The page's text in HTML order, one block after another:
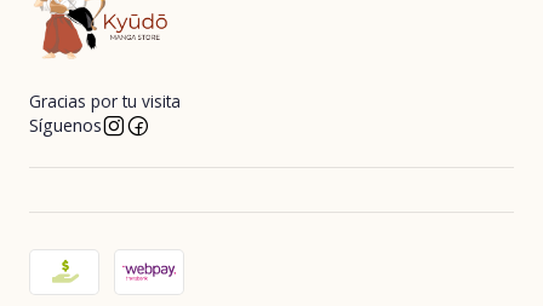
Gracias por tu visita
Síguenos